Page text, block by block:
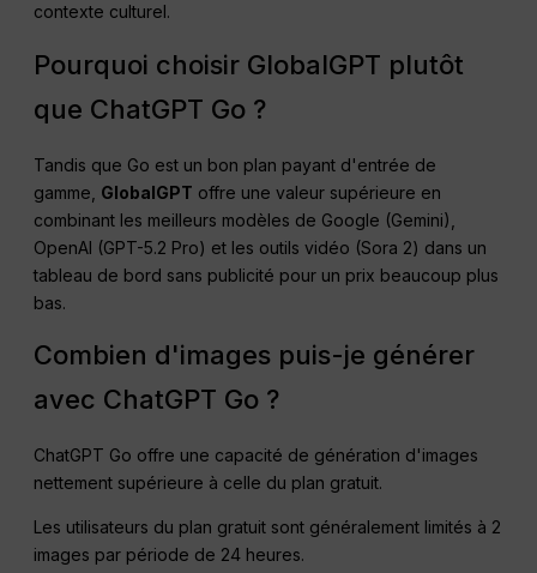
contexte culturel.
Pourquoi choisir GlobalGPT plutôt
que ChatGPT Go ?
Tandis que Go est un bon plan payant d'entrée de
gamme, GlobalGPT offre une valeur supérieure en
combinant les meilleurs modèles de Google (Gemini),
OpenAI (GPT-5.2 Pro) et les outils vidéo (Sora 2) dans un
tableau de bord sans publicité pour un prix beaucoup plus
bas.
Combien d'images puis-je générer
avec ChatGPT Go ?
ChatGPT Go offre une capacité de génération d'images
nettement supérieure à celle du plan gratuit.
Les utilisateurs du plan gratuit sont généralement limités à 2
images par période de 24 heures.